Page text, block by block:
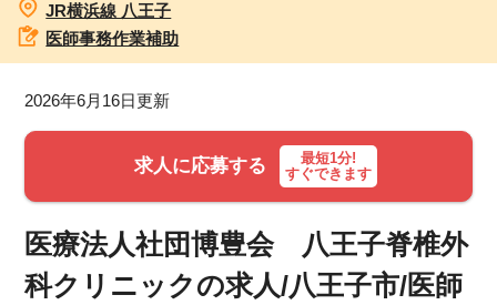
お知らせ
医療事務求人ドットコムとは
人材をお探しの医療機関・企業様
運営会社
JR横浜線 八王子
医師事務作業補助
2026年6月16日更新
求人に応募する
最短1分!
すぐできます
医療法人社団博豊会 八王子脊椎外
科クリニックの求人/八王子市/医師